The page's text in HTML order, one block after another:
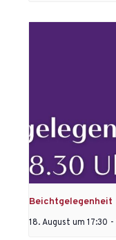
Beichtgelegenheit
18. August um 17:30 -